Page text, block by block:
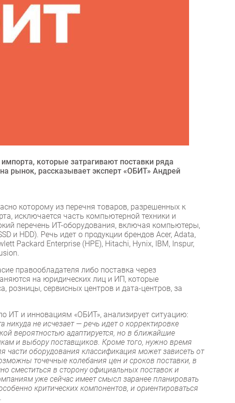
которые затрагивают поставки ряда
рынок, рассказывает эксперт «ОБИТ» Андрей
которому из перечня товаров, разрешенных к
исключается часть компьютерной техники и
перечень ИТ-оборудования, включая компьютеры,
и HDD). Речь идет о продукции брендов Acer, Adata,
Packard Enterprise (HPE), Hitachi, Hynix, IBM, Inspur,
правообладателя либо поставка через
на юридических лиц и ИП, которые
розницы, сервисных центров и дата-центров, за
ИТ и инновациям «ОБИТ», анализирует ситуацию:
не исчезает — речь идет о корректировке
вероятностью адаптируется, но в ближайшие
и выбору поставщиков. Кроме того, нужно время
оборудования классификация может зависеть от
точечные колебания цен и сроков поставки, в
сместиться в сторону официальных поставок и
уже сейчас имеет смысл заранее планировать
критических компонентов, и ориентироваться